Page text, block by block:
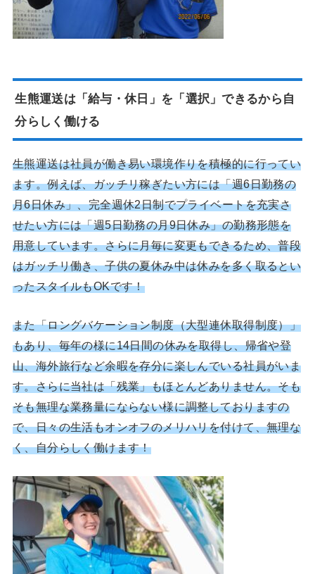
生熊運送は「給与・休日」を「選択」できるから自
分らしく働ける
生熊運送は社員が働き易い環境作りを積極的に行ってい
ます。例えば、ガッチリ稼ぎたい方には「週6日勤務の
月6日休み」、完全週休2日制でプライベートを充実さ
せたい方には「週5日勤務の月9日休み」の勤務形態を
用意しています。さらに月毎に変更もできるため、普段
はガッチリ働き、子供の夏休み中は休みを多く取るとい
ったスタイルもOKです！
また「ロングバケーション制度（大型連休取得制度）」
もあり、毎年の様に14日間の休みを取得し、帰省や登
山、海外旅行など余暇を存分に楽しんでいる社員がいま
す。さらに当社は「残業」もほとんどありません。そも
そも無理な業務量にならない様に調整しておりますの
で、日々の生活もオンオフのメリハリを付けて、無理な
く、自分らしく働けます！